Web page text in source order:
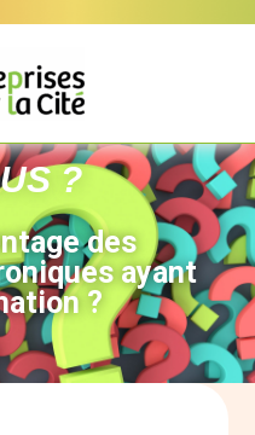
?
des
ayant
?